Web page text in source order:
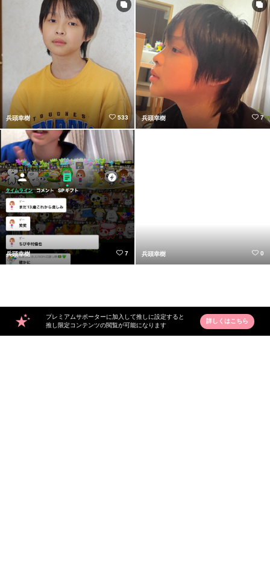
プレミアムサポーターに加入して推しに設定すると
推し限定コンテンツの閲覧が可能になります
詳しくはこちら
兵頭幸樹 533 兵頭幸樹 7
兵頭幸樹 7 兵頭幸樹 0